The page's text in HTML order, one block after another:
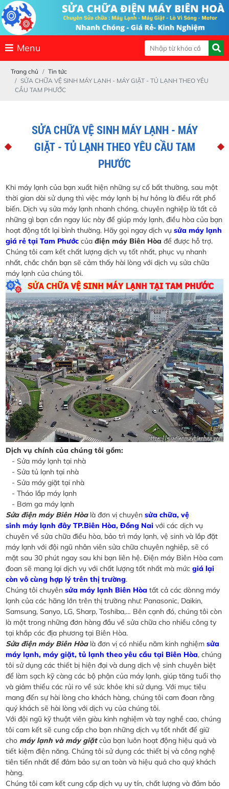
Menu
Trang chủ
Tin tức
SỬA CHỮA VỆ SINH MÁY LẠNH - MÁY GIẶT - TỦ LẠNH THEO YÊU
CẦU TAM PHƯỚC
SỬA CHỮA VỆ SINH MÁY LẠNH - MÁY
GIẶT - TỦ LẠNH THEO YÊU CẦU TAM
PHƯỚC
Khi máy lạnh của bạn xuất hiện những sự cố bất thường, sau một
thời gian dài sử dụng thì việc máy lạnh bị hư hỏng là điều rất phổ
biến. Dịch vụ sửa máy lạnh nhanh chóng, chuyên nghiệp là tất cả
những gì bạn cần ngay lúc này để giúp máy lạnh, điều hòa của bạn
hoạt động tốt lại bình thường. Hãy gọi ngay dịch vụsửa máy lạnh
giá rẻ tại Tam Phước củađiện máy Biên Hòa để được hỗ trợ.
Chúng tôi cam kết chất lượng dịch vụ tốt nhất, phục vụ nhanh
nhất, chắc chắn bạn sẽ cảm thấy hài lòng với dịch vụ sửa chữa
máy lạnh của chúng tôi.
Dịch vụ chính của chúng tôi gồm:
- Sửa máy lạnh tại nhà
- Sửa tủ lạnh tại nhà
- Sửa máy giặt tại nhà
- Tháo lắp máy lạnh
- Bơm ga máy lạnh
Sửa điện máy Biên Hòa là đơn vị chuyênsửa chữa, vệ
sinh máy lạnh đây TP.Biên Hòa, Đồng Nai với các dịch vụ
chuyên về sửa chữa điều hòa, bảo trì máy lạnh, vệ sinh và lắp đặt
máy lạnh với đội ngũ nhân viên sửa chữa chuyên nghiêp, sẽ có
mặt sau 30 phút ngay sau khi bạn liên hệ. Điện máy Biên Hòa cam
đoan sẽ mang lại dịch vụ với chất lượng tốt nhất mà mứcgiá lại
còn vô cùng hợp lý trên thị trường.
Chúng tôi chuyênsửa máy lạnh Biên Hòa tất cả các dònng máy
lạnh của các hãng lớn trên thị trường như: Panasonic, Daikin,
Samsung, Sanyo, LG, Sharp, Toshiba,… Bên cạnh đó, chúng tôi còn
là một trong những đơn hàng đầu về sửa chữa cho nhiều công ty
tại khắp các địa phương tại Biên Hòa.
Sửa điện máy Biên Hòalà đơn vị có nhiều năm kinh nghiệmsửa
máy lạnh, máy giặt, tủ lạnh theo yêu cầu tại Biên Hòa, chúng
tôi sử dụng các thiết bị hiện đại và dung dịch vệ sinh chuyên biệt
để làm sạch kỹ càng các bộ phận của máy lạnh, giúp tăng tuổi thọ
và giảm thiểu các rủi ro về sức khỏe khi sử dụng. Với mục tiêu
mang đến sự hài lòng cho khách hàng, chúng tôi cam đoan rằng
quý khách sẽ hài lòng với dịch vụ của chúng tôi.
Với đội ngũ kỹ thuật viên giàu kinh nghiệm và tay nghề cao, chúng
tôi cam kết sẽ cung cấp cho bạn những dịch vụ tốt nhất để giữ
cho máy lạnh và máy giặtcủa bạn luôn hoạt động hiệu quả và
tiết kiệm điện năng. Chúng tôi sử dụng các thiết bị và công nghệ
tiên tiến nhất để đảm bảo sự an toàn và hiệu quả cho quý khách
hàng.
Chúng tôi cam kết cung cấp dịch vụ uy tín, chất lượng và đảm bảo